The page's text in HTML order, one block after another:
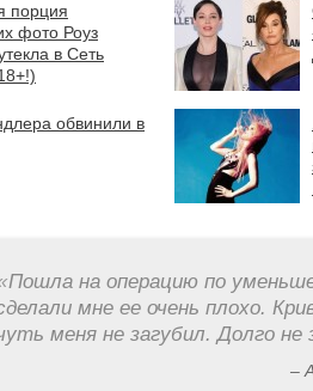
порция
фото Роуз
в Сеть
обвинили в
Пошла на операцию по
мне ее очень плохо.
меня не загубил. Долго не
–